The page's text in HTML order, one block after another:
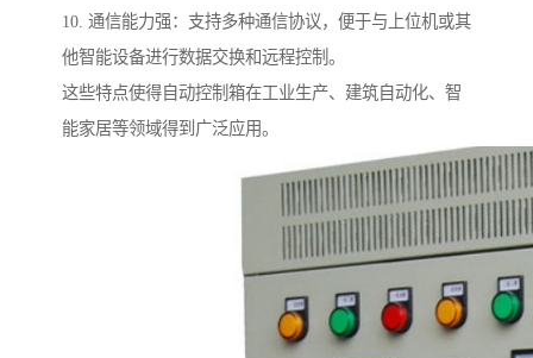
10. 通信能力强：支持多种通信协议，便于与上位机或其
他智能设备进行数据交换和远程控制。
这些特点使得自动控制箱在工业生产、建筑自动化、智
能家居等领域得到广泛应用。